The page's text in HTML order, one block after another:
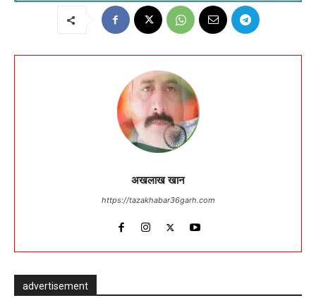
अखलाख खान
https://tazakhabar36garh.com
advertisement